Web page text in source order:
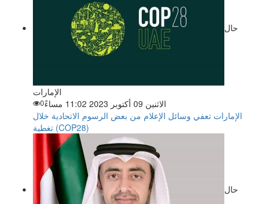
حال
الإمارات
الاثنين 09 أكتوبر 2023 11:02 مساءً
0
الإمارات تعفي وسائل الإعلام من بعض الرسوم الاتحادية خلال
تغطية (COP28)
حال